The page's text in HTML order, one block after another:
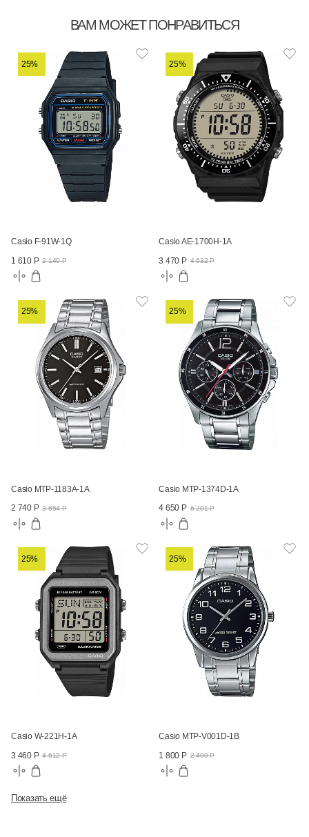
ВАМ МОЖЕТ ПОНРАВИТЬСЯ
25%
Casio F-91W-1Q
1 610 Р 2 140 Р
25%
Casio AE-1700H-1A
3 470 Р 4 632 Р
25%
Casio MTP-1183A-1A
2 740 Р 3 654 Р
25%
Casio MTP-1374D-1A
4 650 Р 6 201 Р
25%
Casio W-221H-1A
3 460 Р 4 612 Р
25%
Casio MTP-V001D-1B
1 800 Р 2 400 Р
Показать ещё